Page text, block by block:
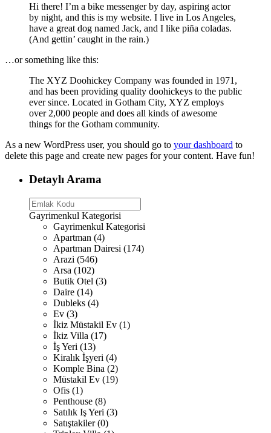
Hi there! I’m a bike messenger by day, aspiring actor
by night, and this is my website. I live in Los Angeles,
have a great dog named Jack, and I like piña coladas.
(And gettin’ caught in the rain.)
…or something like this:
The XYZ Doohickey Company was founded in 1971,
and has been providing quality doohickeys to the public
ever since. Located in Gotham City, XYZ employs
over 2,000 people and does all kinds of awesome
things for the Gotham community.
As a new WordPress user, you should go to your dashboard to
delete this page and create new pages for your content. Have fun!
Detaylı Arama
Gayrimenkul Kategorisi
Gayrimenkul Kategorisi
Apartman (4)
Apartman Dairesi (174)
Arazi (546)
Arsa (102)
Butik Otel (3)
Daire (14)
Dubleks (4)
Ev (3)
İkiz Müstakil Ev (1)
İkiz Villa (17)
İş Yeri (13)
Kiralık İşyeri (4)
Komple Bina (2)
Müstakil Ev (19)
Ofis (1)
Penthouse (8)
Satılık Iş Yeri (3)
Satıştakiler (0)